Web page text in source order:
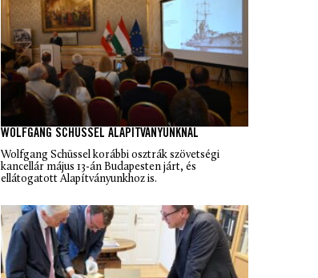
WOLFGANG SCHÜSSEL ALAPÍTVÁNYUNKNÁL
Wolfgang Schüssel korábbi osztrák szövetségi
kancellár május 13-án Budapesten járt, és
ellátogatott Alapítványunkhoz is.